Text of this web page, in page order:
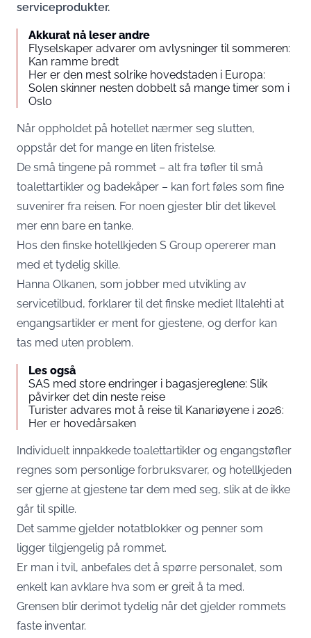
serviceprodukter.
Akkurat nå leser andre
Flyselskaper advarer om avlysninger til sommeren:
Kan ramme bredt
Her er den mest solrike hovedstaden i Europa:
Solen skinner nesten dobbelt så mange timer som i
Oslo
Når oppholdet på hotellet nærmer seg slutten,
oppstår det for mange en liten fristelse.
De små tingene på rommet – alt fra tøfler til små
toalettartikler og badekåper – kan fort føles som fine
suvenirer fra reisen. For noen gjester blir det likevel
mer enn bare en tanke.
Hos den finske hotellkjeden S Group opererer man
med et tydelig skille.
Hanna Olkanen, som jobber med utvikling av
servicetilbud, forklarer til det finske mediet Iltalehti at
engangsartikler er ment for gjestene, og derfor kan
tas med uten problem.
Les også
SAS med store endringer i bagasjereglene: Slik
påvirker det din neste reise
Turister advares mot å reise til Kanariøyene i 2026:
Her er hovedårsaken
Individuelt innpakkede toalettartikler og engangstøfler
regnes som personlige forbruksvarer, og hotellkjeden
ser gjerne at gjestene tar dem med seg, slik at de ikke
går til spille.
Det samme gjelder notatblokker og penner som
ligger tilgjengelig på rommet.
Er man i tvil, anbefales det å spørre personalet, som
enkelt kan avklare hva som er greit å ta med.
Grensen blir derimot tydelig når det gjelder rommets
faste inventar.